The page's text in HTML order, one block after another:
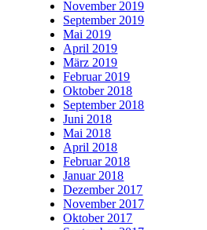
November 2019
September 2019
Mai 2019
April 2019
März 2019
Februar 2019
Oktober 2018
September 2018
Juni 2018
Mai 2018
April 2018
Februar 2018
Januar 2018
Dezember 2017
November 2017
Oktober 2017